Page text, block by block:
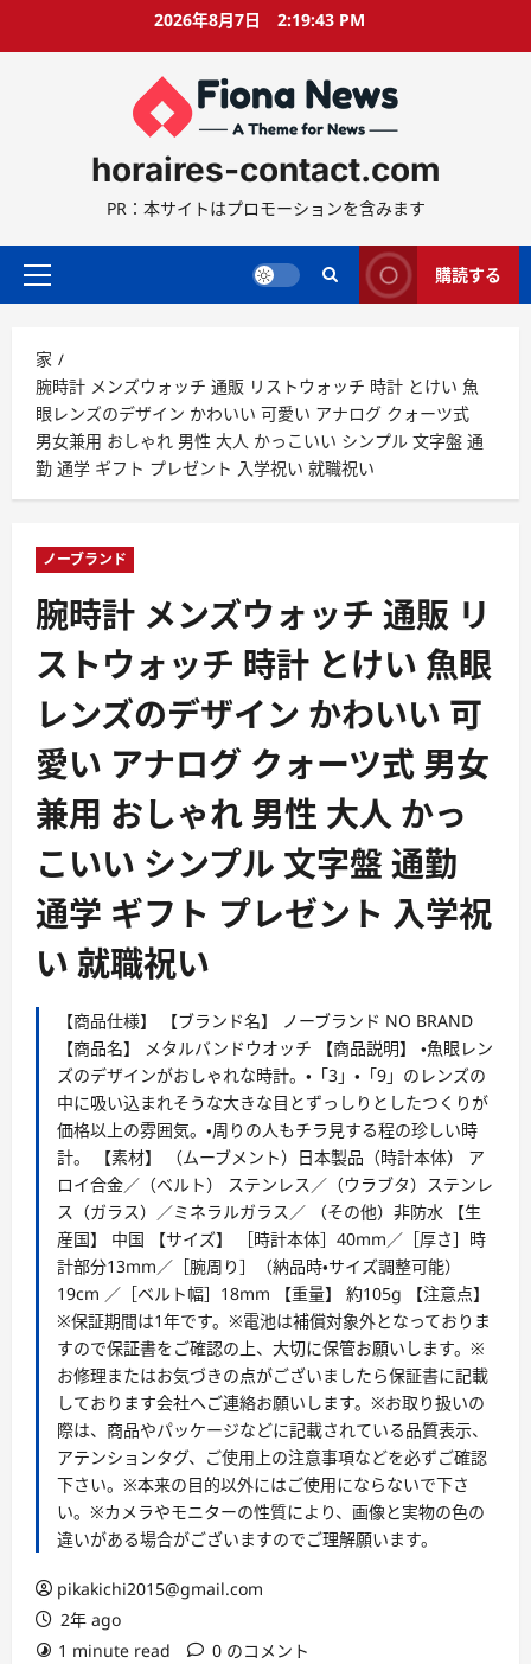
2026年8月7日 2:19:44 PM
horaires-contact.com
PR：本サイトはプロモーションを含みます
プ
マ
リ
ー
メ
ニ
ュ
購読する
家
腕時計 メンズウォッチ 通販 リストウォッチ 時計 とけい 魚
眼レンズのデザイン かわいい 可愛い アナログ クォーツ式
男女兼用 おしゃれ 男性 大人 かっこいい シンプル 文字盤 通
勤 通学 ギフト プレゼント 入学祝い 就職祝い
ノーブランド
腕時計 メンズウォッチ 通販 リ
ストウォッチ 時計 とけい 魚眼
レンズのデザイン かわいい 可
愛い アナログ クォーツ式 男女
兼用 おしゃれ 男性 大人 かっ
こいい シンプル 文字盤 通勤
通学 ギフト プレゼント 入学祝
い 就職祝い
【商品仕様】 【ブランド名】 ノーブランド NO BRAND
【商品名】 メタルバンドウオッチ 【商品説明】 ・魚眼レン
ズのデザインがおしゃれな時計。・「3」・「9」のレンズの
中に吸い込まれそうな大きな目とずっしりとしたつくりが
価格以上の雰囲気。・周りの人もチラ見する程の珍しい時
計。 【素材】 （ムーブメント）日本製品（時計本体） ア
ロイ合金／（ベルト） ステンレス／（ウラブタ）ステンレ
ス（ガラス）／ミネラルガラス／ （その他）非防水 【生
産国】 中国 【サイズ】 ［時計本体］40mm／［厚さ］時
計部分13mm／［腕周り］（納品時・サイズ調整可能）
19cm ／［ベルト幅］18mm 【重量】 約105g 【注意点】
※保証期間は1年です。※電池は補償対象外となっておりま
すので保証書をご確認の上、大切に保管お願いします。※
お修理またはお気づきの点がございましたら保証書に記載
しております会社へご連絡お願いします。※お取り扱いの
際は、商品やパッケージなどに記載されている品質表示、
アテンションタグ、ご使用上の注意事項などを必ずご確認
下さい。※本来の目的以外にはご使用にならないで下さ
い。※カメラやモニターの性質により、画像と実物の色の
違いがある場合がございますのでご理解願います。
pikakichi2015@gmail.com
2年 ago
1 minute read
0 のコメント